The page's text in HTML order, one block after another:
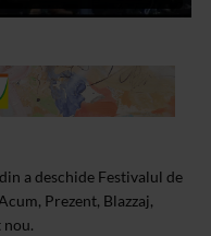
a deschide Festivalul de
Prezent, Blazzaj,